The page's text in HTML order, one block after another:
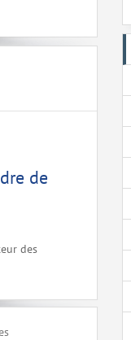
de
des